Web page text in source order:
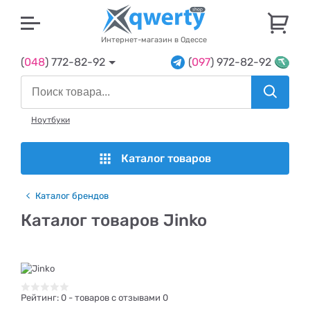
Интернет-магазин в Одессе
(048) 772-82-92 (097) 972-82-92
Ноутбуки
Каталог товаров
Каталог брендов
Каталог товаров Jinko
Рейтинг: 0 - товаров с отзывами 0